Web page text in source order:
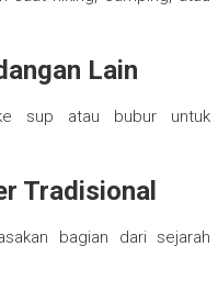
Lain
sup atau bubur untuk
Tradisional
bagian dari sejarah